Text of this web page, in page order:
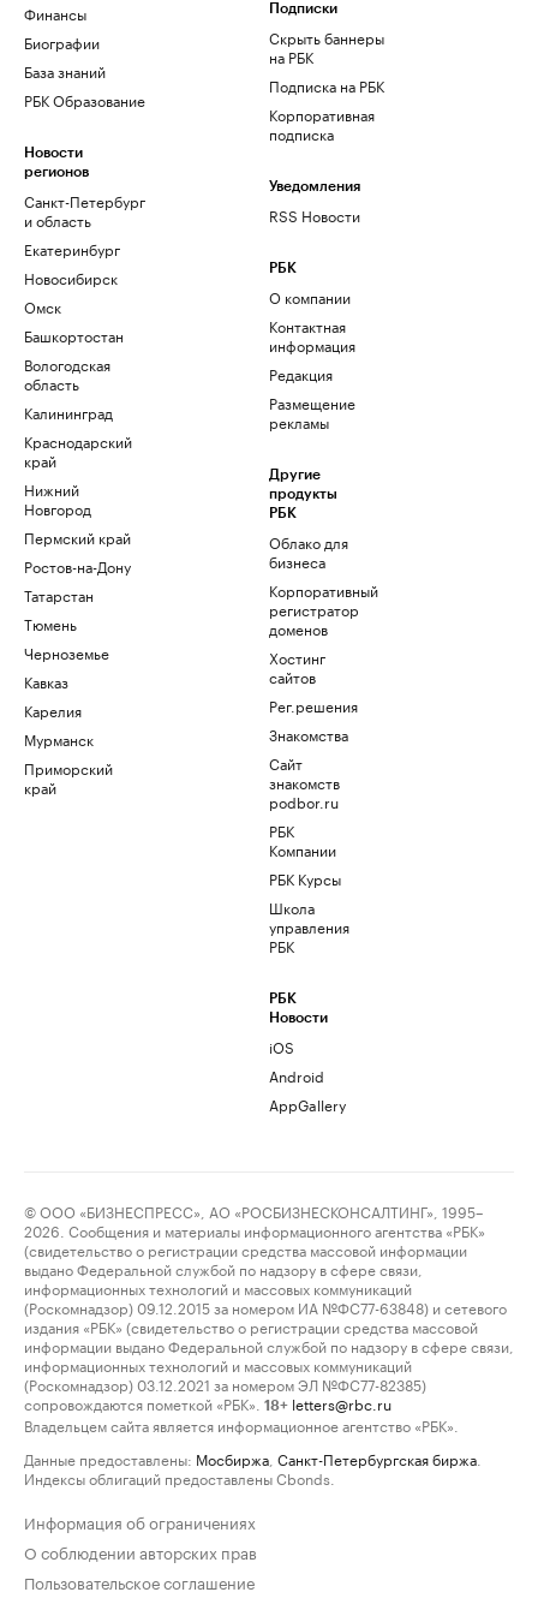
Финансы
Биографии
База знаний
РБК Образование
Новости
регионов
Санкт-Петербург
и область
Екатеринбург
Новосибирск
Омск
Башкортостан
Вологодская
область
Калининград
Краснодарский
край
Нижний
Новгород
Пермский край
Ростов-на-Дону
Татарстан
Тюмень
Черноземье
Кавказ
Карелия
Мурманск
Приморский
край
Подписки
Скрыть баннеры
на РБК
Подписка на РБК
Корпоративная
подписка
Уведомления
RSS Новости
РБК
О компании
Контактная
информация
Редакция
Размещение
рекламы
Другие
продукты
РБК
Облако для
бизнеса
Корпоративный
регистратор
доменов
Хостинг
сайтов
Рег.решения
Знакомства
Сайт
знакомств
podbor.ru
РБК
Компании
РБК Курсы
Школа
управления
РБК
РБК
Новости
iOS
Android
AppGallery
© ООО «БИЗНЕСПРЕСС», АО «РОСБИЗНЕСКОНСАЛТИНГ», 1995–
2026. Сообщения и материалы информационного агентства «РБК»
(свидетельство о регистрации средства массовой информации
выдано Федеральной службой по надзору в сфере связи,
информационных технологий и массовых коммуникаций
(Роскомнадзор) 09.12.2015 за номером ИА №ФС77-63848) и сетевого
издания «РБК» (свидетельство о регистрации средства массовой
информации выдано Федеральной службой по надзору в сфере связи,
информационных технологий и массовых коммуникаций
(Роскомнадзор) 03.12.2021 за номером ЭЛ №ФС77-82385)
сопровождаются пометкой «РБК».
18+ letters@rbc.ru
Владельцем сайта является информационное агентство «РБК».
Данные предоставлены: Мосбиржа Санкт-Петербургская биржа
Индексы облигаций предоставлены Cbonds.
Информация об ограничениях
О соблюдении авторских прав
Пользовательское соглашение